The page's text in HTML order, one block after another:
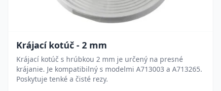
Krájací kotúč - 2 mm
Krájací kotúč s hrúbkou 2 mm je určený na presné
krájanie. Je kompatibilný s modelmi A713003 a A713265.
Poskytuje tenké a čisté rezy.